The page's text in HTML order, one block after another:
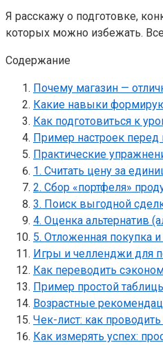
Я расскажу о подготовке,
которых можно избежать.
Содержание
Почему магазин —
Какие навыки
Как подготовиться к
Пример настроек перед
Практические
1. Считать цену за
2. Сбор «портфеля»
3. Поиск выгодной
4. Оценка альтернатив
5. Отложенная покупка и
Игры и челленджи для
Как переводить
Пример простой
Возрастные
Чек-лист: как
Как измерять успех: